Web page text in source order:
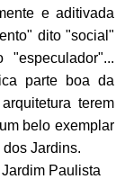
e aditivada
dito "social"
parte boa da
terem
belo exemplar
Jardins.
Paulista